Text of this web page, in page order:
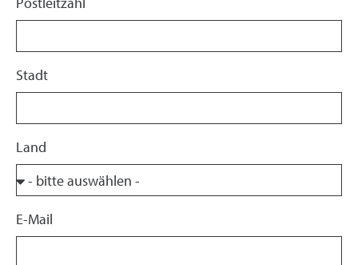
Stadt
Land
E-Mail